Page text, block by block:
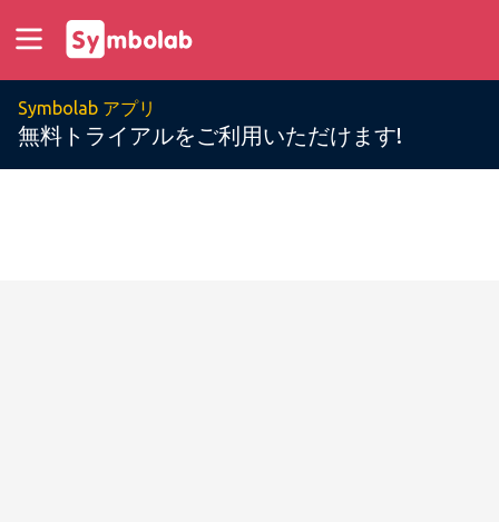
Symbolab アプリ
無料トライアルをご利用いただけます!